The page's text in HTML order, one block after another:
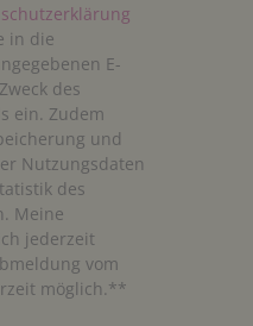
in die
E-
des
ein. Zudem
und
Nutzungsdaten
des
Meine
jederzeit
vom
möglich.**